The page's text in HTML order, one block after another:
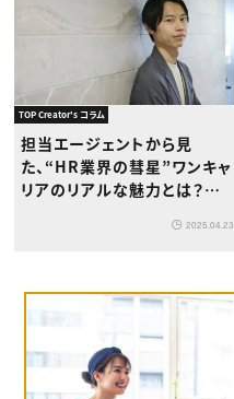
TOP Creator's コラム
担当エージェントから見
た、“HR業界の彗星”ワンキャ
リアのリアルな魅力とは？
2025.04.23